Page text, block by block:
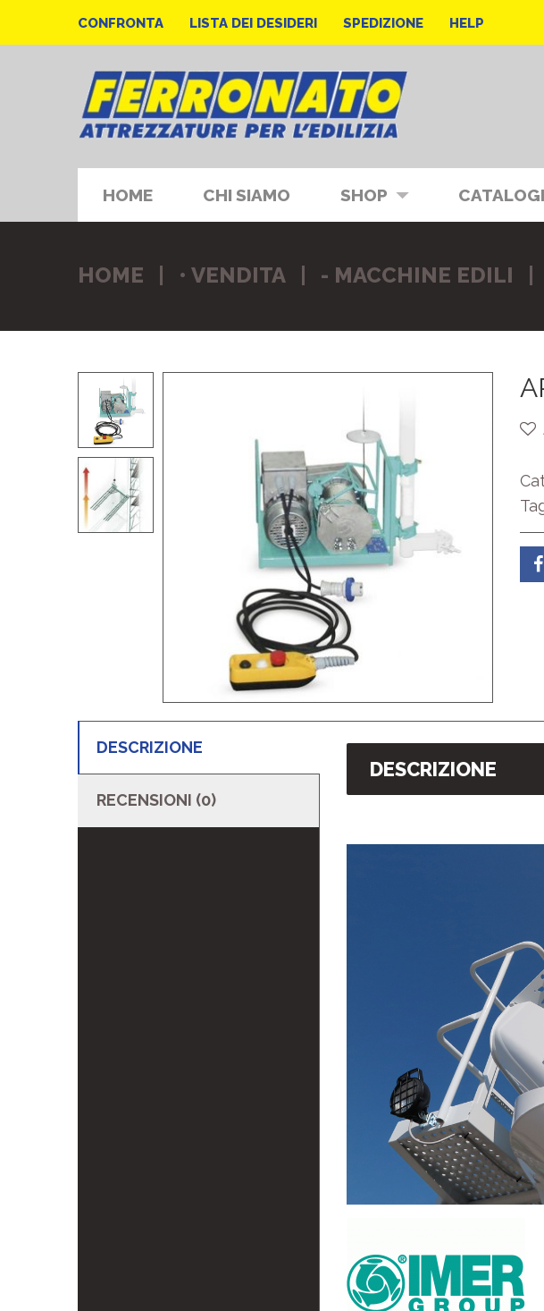
CONFRONTA LISTA DEI DESIDERI SPEDIZIONE HELP
HOME CHI SIAMO SHOP
HOME • VENDITA - MACCHINE EDILI
DESCRIZIONE
RECENSIONI (0)
DESCRIZIONE